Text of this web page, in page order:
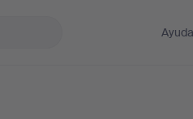
Ayuda